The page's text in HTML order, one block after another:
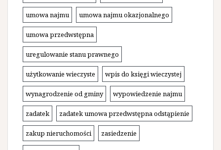
umowa najmu umowa najmu okazjonalnego
umowa przedwstępna
uregulowanie stanu prawnego
użytkowanie wieczyste wpis do księgi wieczystej
wynagrodzenie od gminy wypowiedzenie najmu
zadatek zadatek umowa przedwstępna odstąpienie
zakup nieruchomości zasiedzenie